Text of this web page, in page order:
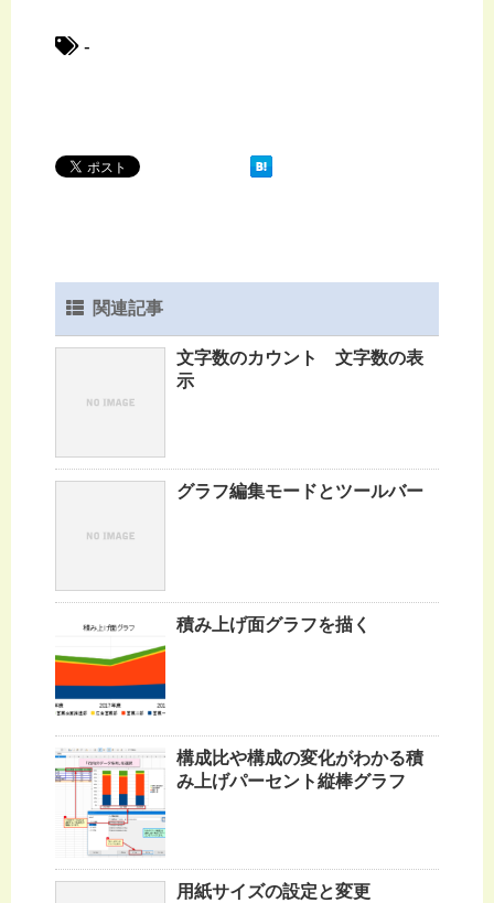
-
関連記事
文字数のカウント 文字数の表
示
グラフ編集モードとツールバー
積み上げ面グラフを描く
構成比や構成の変化がわかる積
み上げパーセント縦棒グラフ
用紙サイズの設定と変更